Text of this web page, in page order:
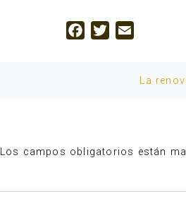
Facebook
Twitter
La
Los campos obligatorios están